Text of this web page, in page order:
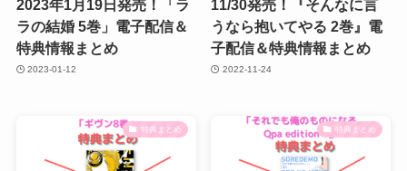
2023年1月19日発売！「ラ
ラの結婚 5巻」電子配信＆
特典情報まとめ
2023-01-12
11/30発売！『そんなに言
うなら抱いてやる 2巻』電
子配信＆特典情報まとめ
2022-11-24
特典まとめ 特典まとめ